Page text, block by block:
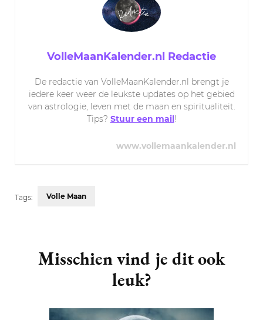
VolleMaanKalender.nl Redactie
De redactie van VolleMaanKalender.nl brengt je
iedere keer weer de leukste updates op het gebied
van astrologie, leven met de maan en spiritualiteit.
Tips? Stuur een mail!
www.vollemaankalender.nl
Tags: Volle Maan
Navigation
Misschien vind je dit ook
leuk?